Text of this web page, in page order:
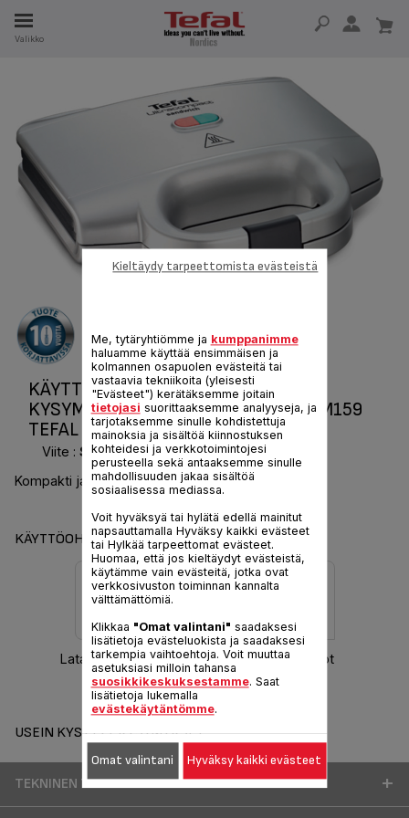
Valikko
KÄYTTÖOHJEET JA USEIN KYSYTYT
KYSYMYKSET SM UTRACOMPACT SM159
TEFAL
Viite : SM159136
Kompakti ja helppokäyttöinen
KÄYTTÖOHJEITA JA TAKUUTIEDOT
Lataa käyttöohje Takuutiedot
USEIN KYSYTYT KYSYMYKSET
TEKNINEN TUKI
Me, tytäryhtiömme ja kumppanimme
haluamme käyttää ensimmäisen ja
kolmannen osapuolen evästeitä tai
vastaavia tekniikoita (yleisesti
"Evästeet") kerätäksemme joitain
tietojasi suorittaaksemme analyyseja, ja
tarjotaksemme sinulle kohdistettuja
mainoksia ja sisältöä kiinnostuksen
kohteidesi ja verkkotoimintojesi
perusteella sekä antaaksemme sinulle
mahdollisuuden jakaa sisältöä
sosiaalisessa mediassa.
Voit hyväksyä tai hylätä edellä mainitut
napsauttamalla Hyväksy kaikki evästeet
tai Hylkää tarpeettomat evästeet.
Huomaa, että jos kieltäydyt evästeistä,
käytämme vain evästeitä, jotka ovat
verkkosivuston toiminnan kannalta
välttämättömiä.
Klikkaa "Omat valintani" saadaksesi
lisätietoja evästeluokista ja saadaksesi
tarkempia vaihtoehtoja. Voit muuttaa
asetuksiasi milloin tahansa
suosikkikeskuksestamme. Saat
lisätietoja lukemalla
evästekäytäntömme.
Kieltäydy tarpeettomista evästeistä
Omat valintani Hyväksy kaikki evästeet